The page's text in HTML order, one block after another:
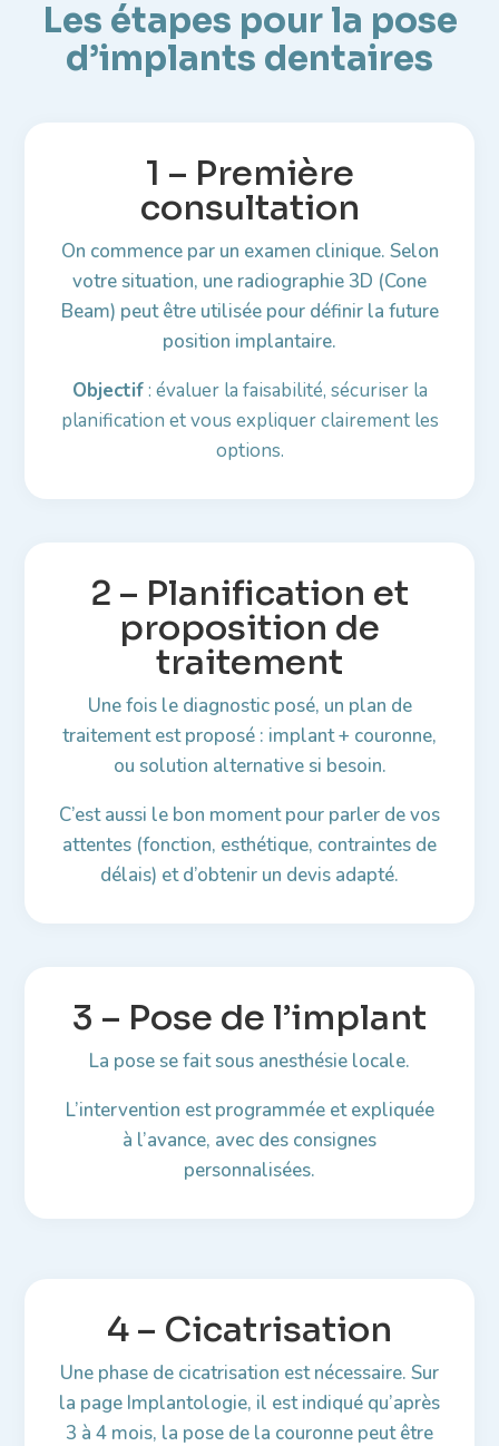
Les étapes pour la pose
d’implants dentaires
1 – Première
consultation
On commence par un examen clinique. Selon
votre situation, une radiographie 3D (Cone
Beam) peut être utilisée pour définir la future
position implantaire.
Objectif: évaluer la faisabilité, sécuriser la
planification et vous expliquer clairement les
options.
2 – Planification et
proposition de
traitement
Une fois le diagnostic posé, un plan de
traitement est proposé : implant + couronne,
ou solution alternative si besoin.
C’est aussi le bon moment pour parler de vos
attentes (fonction, esthétique, contraintes de
délais) et d’obtenir un devis adapté.
3 – Pose de l’implant
La pose se fait sous anesthésie locale.
L’intervention est programmée et expliquée
à l’avance, avec des consignes
personnalisées.
4 – Cicatrisation
Une phase de cicatrisation est nécessaire. Sur
la page Implantologie, il est indiqué qu’après
3 à 4 mois, la pose de la couronne peut être